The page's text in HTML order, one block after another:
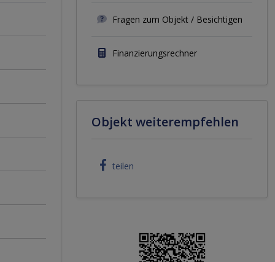
Fragen zum Objekt / Besichtigen
Finanzierungsrechner
Objekt weiterempfehlen
teilen